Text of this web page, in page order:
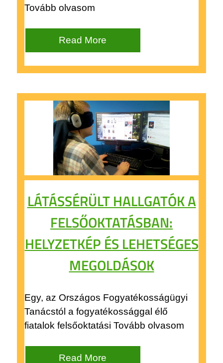
Tovább olvasom
Read More
LÁTÁSSÉRÜLT HALLGATÓK A
FELSŐOKTATÁSBAN:
HELYZETKÉP ÉS LEHETSÉGES
MEGOLDÁSOK
Egy, az Országos Fogyatékosságügyi
Tanácstól a fogyatékossággal élő
fiatalok felsőoktatási Tovább olvasom
Read More